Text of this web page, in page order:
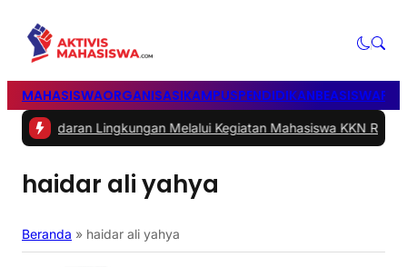
MAHASISWAORGANISASIKAMPUSPENDIDIKANBEASISWA
Lingkungan Melalui Kegiatan Mahasiswa KKN Reguler UNP
haidar ali yahya
Beranda » haidar ali yahya